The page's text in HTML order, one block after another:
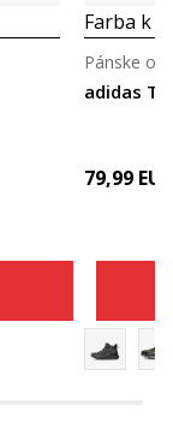
Farba k
adidas
Pánske
79,99 EUR